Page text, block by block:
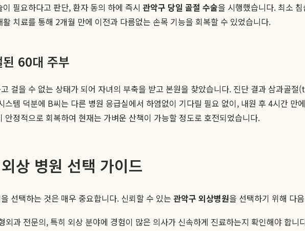
필요하다고 판단, 환자 동의 하에 즉시 관악구 당일 골절 수술을 시행했습니다. 최소
치료를 통해 2개월 만에 이전과 다름없는 손목 기능을 회복할 수 있었습니다.
60대 주부
걸을 수 없는 상태가 되어 자녀의 부축을 받고 본원을 찾았습니다. 진단 결과 삼과
스템 덕분에 B씨는 다른 병원 응급실에서 하염없이 기다릴 필요 없이, 내원 후 4시간 만
정적으로 회복하여 현재는 가벼운 산책이 가능할 정도로 호전되었습니다.
상 병원 선택 가이드
선택하는 것은 매우 중요합니다. 신뢰할 수 있는 관악구 외상병원을 선택하기 위해 다
외과 전문의, 특히 외상 분야에 경험이 많은 의사가 신속하게 진료하는지 확인해야 합니